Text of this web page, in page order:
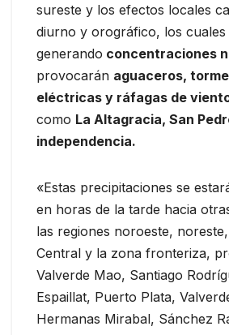
sureste y los efectos locales
diurno y orográfico, los cuales
generando concentraciones
provocarán aguaceros,
eléctricas y ráfagas de
como La Altagracia, San
independencia.
«Estas precipitaciones se
en horas de la tarde hacia
las regiones noroeste,
Central y la zona fronteriza,
Valverde Mao, Santiago
Espaillat, Puerto Plata,
Hermanas Mirabal, Sánchez